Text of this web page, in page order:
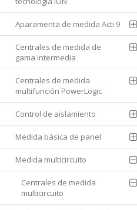
Aparamenta de medida Acti 9
Centrales de medida de
gama intermedia
Centrales de medida
multifunción PowerLogic
Control de aislamiento
Medida básica de panel
Medida multicircuito
Centrales de medida
multicircuito